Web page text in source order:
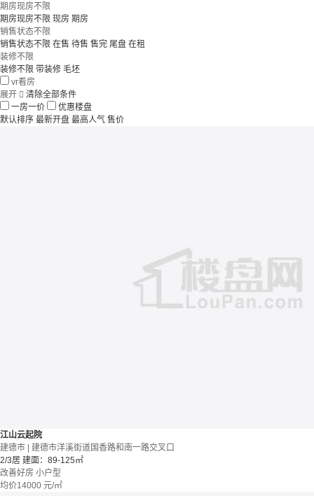
期房现房不限
期房现房不限 现房 期房
销售状态不限
销售状态不限 在售 待售 售完 尾盘 在租
装修不限
装修不限 带装修 毛坯
vr看房
展开  清除全部条件
一房一价
优惠楼盘
默认排序 最新开盘 最高人气 售价
江山云起院
建德市 | 建德市洋溪街道国香路和南一路交叉口
2/3居 建面：89-125㎡
改善好房 小户型
均价14000 元/㎡